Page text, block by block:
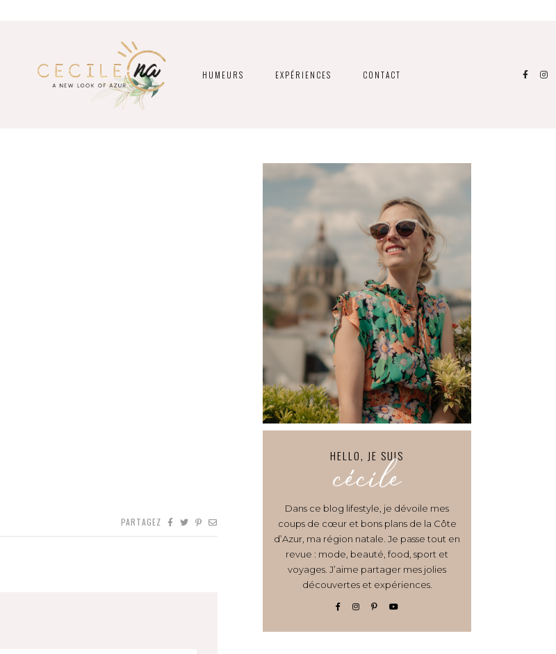
HUMEURS EXPÉRIENCES CONTACT
PARTAGEZ
HELLO, JE SUIS
cécile
Dans ce blog lifestyle, je dévoile mes
coups de cœur et bons plans de la Côte
d’Azur, ma région natale. Je passe tout en
revue : mode, beauté, food, sport et
voyages. J’aime partager mes jolies
découvertes et expériences.